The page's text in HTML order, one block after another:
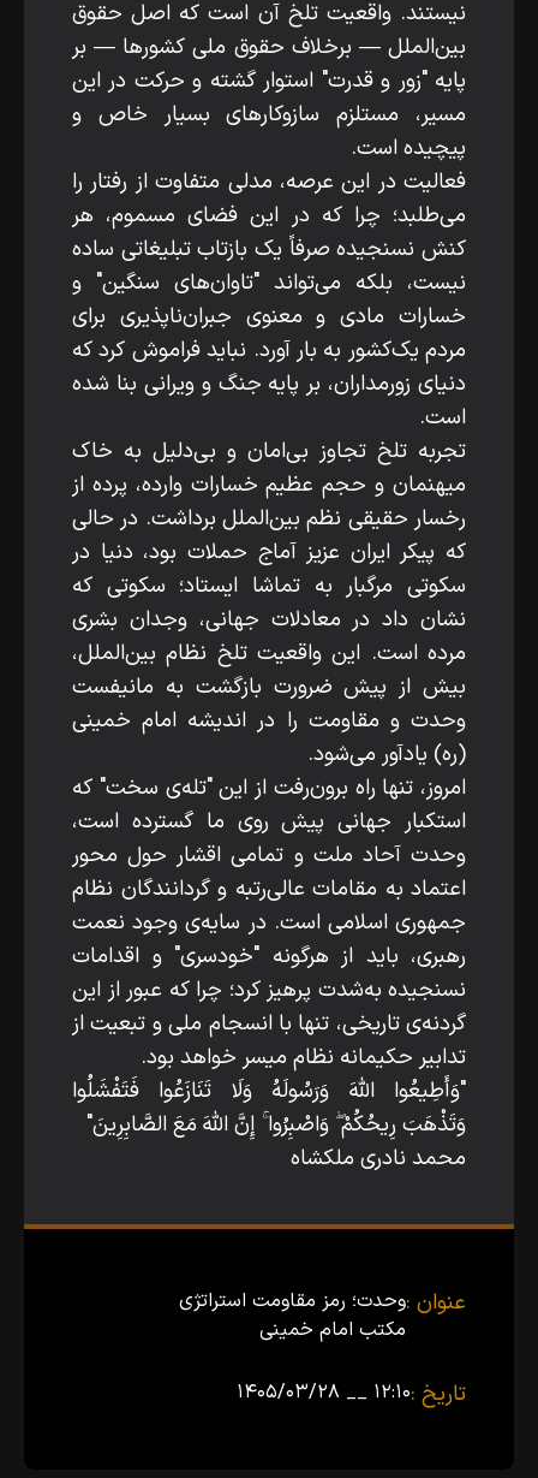
نیستند. واقعیت تلخ آن است که اصل حقوق
بین‌الملل — برخلاف حقوق ملی کشورها — بر
پایه "زور و قدرت" استوار گشته و حرکت در این
مسیر، مستلزم سازوکارهای بسیار خاص و
پیچیده است.
فعالیت در این عرصه، مدلی متفاوت از رفتار را
می‌طلبد؛ چرا که در این فضای مسموم، هر
کنش نسنجیده صرفاً یک بازتاب تبلیغاتی ساده
نیست، بلکه می‌تواند "تاوان‌های سنگین" و
خسارات مادی و معنوی جبران‌ناپذیری برای
مردم یک‌کشور به بار آورد. نباید فراموش کرد که
دنیای زورمداران، بر پایه جنگ و ویرانی بنا شده
است.
تجربه تلخ تجاوز بی‌امان و بی‌دلیل به خاک
میهنمان و حجم عظیم خسارات وارده، پرده از
رخسار حقیقی نظم بین‌الملل برداشت. در حالی
که پیکر ایران عزیز آماج حملات بود، دنیا در
سکوتی مرگبار به تماشا ایستاد؛ سکوتی که
نشان داد در معادلات جهانی، وجدان بشری
مرده است. این واقعیت تلخ نظام بین‌الملل،
بیش از پیش ضرورت بازگشت به مانیفست
وحدت و مقاومت را در اندیشه امام خمینی
(ره) یادآور می‌شود.
امروز، تنها راه برون‌رفت از این "تله‌ی سخت" که
استکبار جهانی پیش روی ما گسترده است،
وحدت آحاد ملت و تمامی اقشار حول محور
اعتماد به مقامات عالی‌رتبه و گردانندگان نظام
جمهوری اسلامی است. در سایه‌ی وجود نعمت
رهبری، باید از هرگونه "خودسری" و اقدامات
نسنجیده به‌شدت پرهیز کرد؛ چرا که عبور از این
گردنه‌ی تاریخی، تنها با انسجام ملی و تبعیت از
تدابیر حکیمانه نظام میسر خواهد بود.
"وَأَطِيعُوا اللَّهَ وَرَسُولَهُ وَلَا تَنَازَعُوا فَتَفْشَلُوا
وَتَذْهَبَ رِيحُكُمْ ۖ وَاصْبِرُوا ۚ إِنَّ اللَّهَ مَعَ الصَّابِرِينَ"
محمد نادری ملکشاه
عنوان :وحدت؛ رمز مقاومت استراتژی
مکتب امام خمینی
تاریخ :۱۲:۱۰ __ ۱۴۰۵/۰۳/۲۸